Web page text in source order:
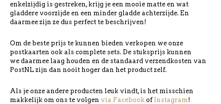
enkelzijdig is gestreken, krijg je een mooie matte en wat
gladdere voorzijde en een minder gladde achterzijde. En
daarmee zijn ze dus perfect te beschrijven!
Om de beste prijs te kunnen bieden verkopen we onze
postkaarten ook als complete sets. De stuksprijs kunnen
we daarmee laag houden en de standaard verzendkosten van
PostNL zijn dan nooit hoger dan het product zelf.
Als je onze andere producten leuk vindt, is het misschien
makkelijk om ons te volgen via Facebook of Instagram!